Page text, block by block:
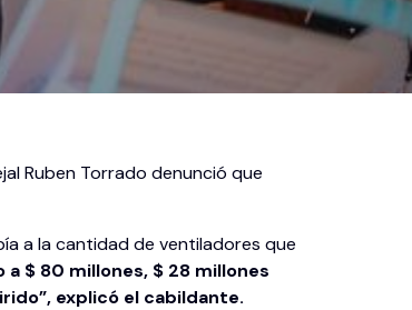
Ruben Torrado denunció que
a la cantidad de ventiladores que
$ 80 millones, $ 28 millones
explicó el cabildante.